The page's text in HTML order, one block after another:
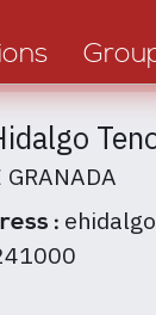
GRANADA
: